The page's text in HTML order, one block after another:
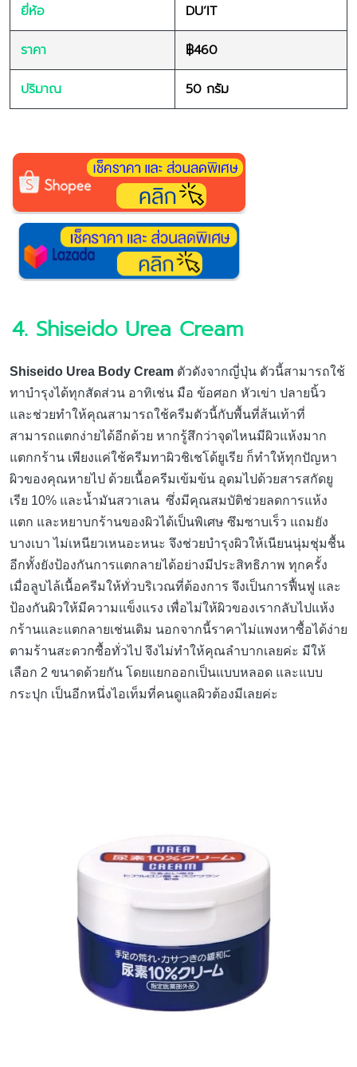
ยี่ห้อ DU’IT
ราคา ฿460
ปริมาณ 50 กรัม
4. Shiseido Urea Cream
Shiseido Urea Body Cream ตัวดังจากญี่ปุ่น ตัวนี้สามารถใช้
ทาบำรุงได้ทุกสัดส่วน อาทิเช่น มือ ข้อศอก หัวเข่า ปลายนิ้ว
และช่วยทำให้คุณสามารถใช้ครีมตัวนี้กับพื้นที่ส้นเท้าที่
สามารถแตกง่ายได้อีกด้วย หากรู้สึกว่าจุดไหนมีผิวแห้งมาก
แตกกร้าน เพียงแค่ใช้ครีมทาผิวชิเชโด้ยูเรีย ก็ทำให้ทุกปัญหา
ผิวของคุณหายไป ด้วยเนื้อครีมเข้มข้น อุดมไปด้วยสารสกัดยู
เรีย 10% และน้ำมันสวาเลน ซึ่งมีคุณสมบัติช่วยลดการแห้ง
แตก และหยาบกร้านของผิวได้เป็นพิเศษ ซึมซาบเร็ว แถมยัง
บางเบา ไม่เหนียวเหนอะหนะ จึงช่วยบำรุงผิวให้เนียนนุ่มชุ่มชื้น
อีกทั้งยังป้องกันการแตกลายได้อย่างมีประสิทธิภาพ ทุกครั้ง
เมื่อลูบไล้เนื้อครีมให้ทั่วบริเวณที่ต้องการ จึงเป็นการฟื้นฟู และ
ป้องกันผิวให้มีความแข็งแรง เพื่อไม่ให้ผิวของเรากลับไปแห้ง
กร้านและแตกลายเช่นเดิม นอกจากนี้ราคาไม่แพงหาซื้อได้ง่าย
ตามร้านสะดวกซื้อทั่วไป จึงไม่ทำให้คุณลำบากเลยค่ะ มีให้
เลือก 2 ขนาดด้วยกัน โดยแยกออกเป็นแบบหลอด และแบบ
กระปุก เป็นอีกหนึ่งไอเท็มที่คนดูแลผิวต้องมีเลยค่ะ